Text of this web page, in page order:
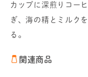
カップに深煎りコー
ぎ、海の精とミルク
る。
関連商品